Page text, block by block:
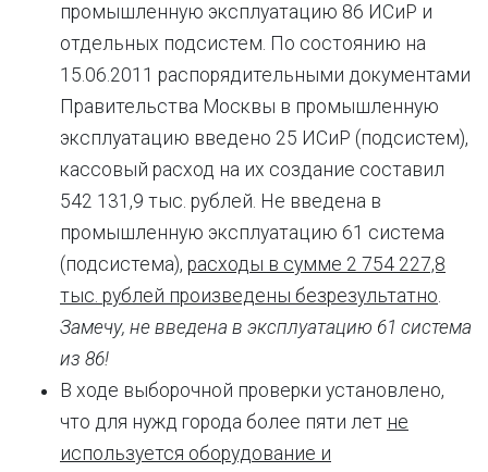
промышленную эксплуатацию 86 ИСиР и
отдельных подсистем. По состоянию на
15.06.2011 распорядительными документами
Правительства Москвы в промышленную
эксплуатацию введено 25 ИСиР (подсистем),
кассовый расход на их создание составил
542 131,9 тыс. рублей. Не введена в
промышленную эксплуатацию 61 система
(подсистема), расходы в сумме 2 754 227,8
тыс. рублей произведены безрезультатно.
Замечу, не введена в эксплуатацию 61 система
из 86!
В ходе выборочной проверки установлено,
что для нужд города более пяти лет не
используется оборудование и